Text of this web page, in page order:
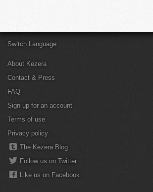
Switch Language
About Kezera
Contact & Press
FAQ
Sign up for an account
Terms of use
Privacy policy
The Kezera Blog
Follow us on Twitter
Like us on Facebook